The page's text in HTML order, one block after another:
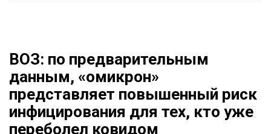
ВОЗ: по предварительным
данным, «омикрон»
представляет повышенный риск
инфицирования для тех, кто уже
переболел ковидом